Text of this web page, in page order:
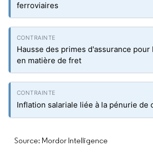
ferroviaires
Hausse des primes d'assurance pour
en matière de fret
Inflation salariale liée à la pénurie de
Source: Mordor Intelligence